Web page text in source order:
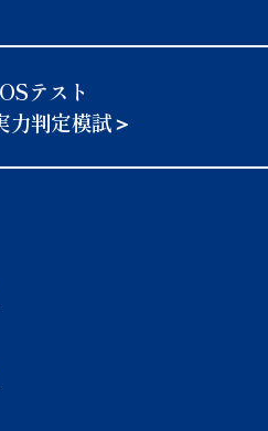
テスト
力判定模試＞